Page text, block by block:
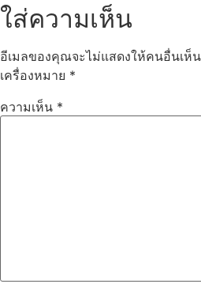
ใส่ความเห็น
อีเมลของคุณจะไม่แสดงให้คนอื่นเห็น
เครื่องหมาย *
ความเห็น *